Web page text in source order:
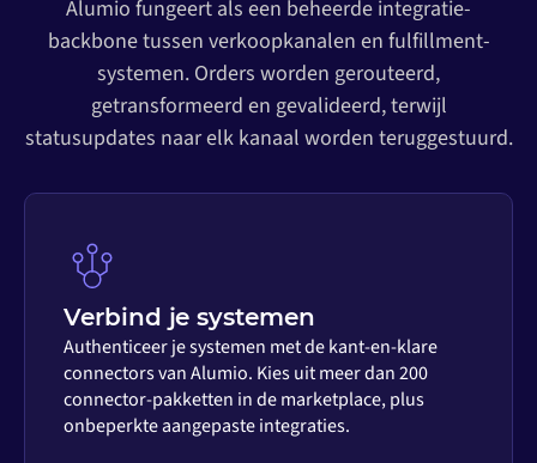
Alumio fungeert als een beheerde integratie-
backbone tussen verkoopkanalen en fulfillment-
systemen. Orders worden gerouteerd,
getransformeerd en gevalideerd, terwijl
statusupdates naar elk kanaal worden teruggestuurd.
Verbind je systemen
Authenticeer je systemen met de kant-en-klare
connectors van Alumio. Kies uit meer dan 200
connector-pakketten in de marketplace, plus
onbeperkte aangepaste integraties.